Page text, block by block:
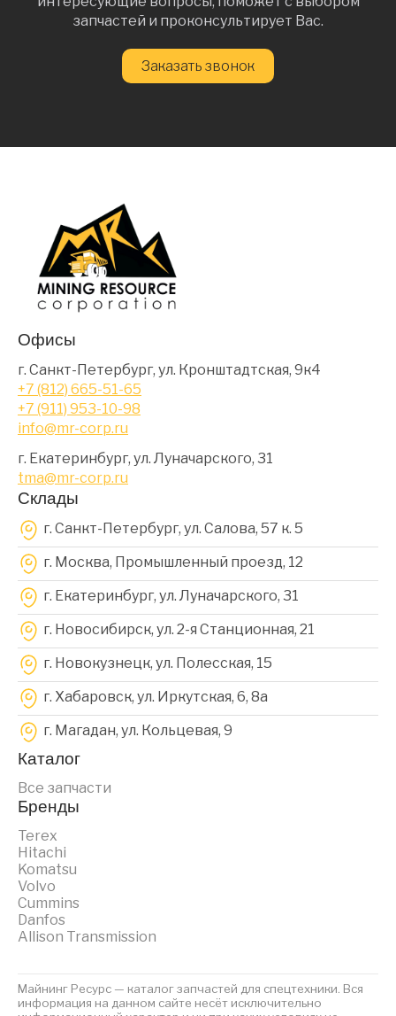
запчастей и проконсультирует Вас.
Заказать звонок
Офисы
г. Санкт-Петербург, ул. Кронштадтская, 9к4
+7 (812) 665-51-65
+7 (911) 953-10-98
info@mr-corp.ru
г. Екатеринбург, ул. Луначарского, 31
tma@mr-corp.ru
Склады
г. Санкт-Петербург, ул. Салова, 57 к. 5
г. Москва, Промышленный проезд, 12
г. Екатеринбург, ул. Луначарского, 31
г. Новосибирск, ул. 2-я Станционная, 21
г. Новокузнецк, ул. Полесская, 15
г. Хабаровск, ул. Иркутская, 6, 8a
г. Магадан, ул. Кольцевая, 9
Каталог
Все запчасти
Бренды
Terex
Hitachi
Komatsu
Volvo
Cummins
Danfos
Allison Transmission
Майнинг Ресурс — каталог запчастей для спецтехники. Вся
информация на данном сайте несёт исключительно